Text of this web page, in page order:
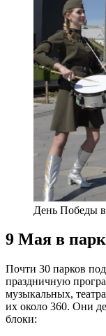
День Победы
9 Мая в
Почти 30 парков
праздничную
музыкальных,
их около 360. Они
блоки: